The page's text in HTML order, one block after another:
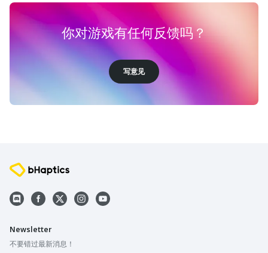
你对游戏有任何反馈吗？
写意见
Newsletter
不要错过最新消息！